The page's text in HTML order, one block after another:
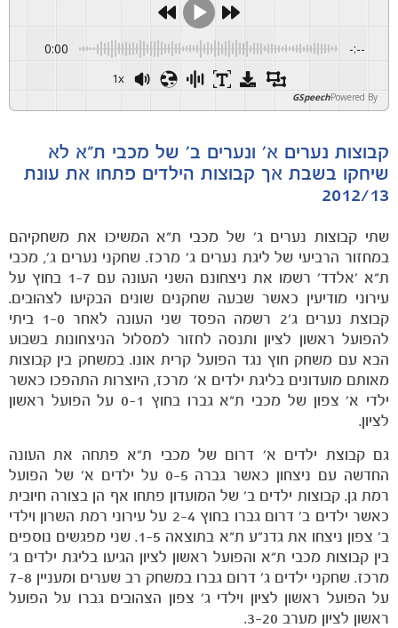
הקבוצות
0:00 -:--
1x
Powered By
GSpeech
קבוצות נערים א' ונערים ב' של מכבי ת"א לא
שיחקו בשבת אך קבוצות הילדים פתחו את עונת
2012/13
שתי קבוצות נערים ג' של מכבי ת"א המשיכו את משחקיהם
במחזור הרביעי של ליגת נערים ג' מרכז. שחקני נערים ג', מכבי
ת"א 'אלדד' רשמו את ניצחונם השני העונה עם 1-7 בחוץ על
עירוני מודיעין כאשר שבעה שחקנים שונים הבקיעו לצהובים.
קבוצת נערים ג'2 רשמה הפסד שני העונה לאחר 1-0 ביתי
להפועל ראשון לציון ותנסה לחזור למסלול הניצחונות בשבוע
הבא עם משחק חוץ נגד הפועל קרית אונו. במשחק בין קבוצות
מאותם מועדונים בליגת ילדים א' מרכז, היוצרות התהפכו כאשר
ילדי א' צפון של מכבי ת"א גברו בחוץ 0-1 על הפועל ראשון
לציון.
גם קבוצת ילדים א' דרום של מכבי ת"א פתחה את העונה
החדשה עם ניצחון כאשר גברה 0-5 על ילדים א' של הפועל
רמת גן. קבוצות ילדים ב' של המועדון פתחו אף הן בצורה חיובית
כאשר ילדים ב' דרום גברו בחוץ 2-4 על עירוני רמת השרון וילדי
ב' צפון ניצחו את גדנ"ע ת"א בתוצאה 1-5. שני מפגשים נוספים
בין קבוצות מכבי ת"א והפועל ראשון לציון הגיעו בליגת ילדים ג'
מרכז. שחקני ילדים ג' דרום גברו במשחק רב שערים ומעניין 7-8
על הפועל ראשון לציון וילדי ג' צפון הצהובים גברו על הפועל
ראשון לציון מערב 3-20.